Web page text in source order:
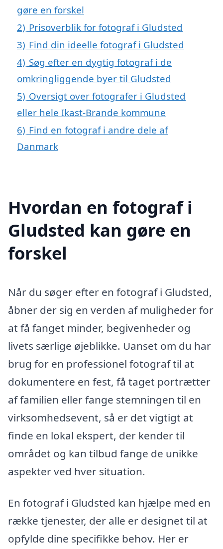
gøre en forskel
2) Prisoverblik for fotograf i Gludsted
3) Find din ideelle fotograf i Gludsted
4) Søg efter en dygtig fotograf i de
omkringliggende byer til Gludsted
5) Oversigt over fotografer i Gludsted
eller hele Ikast-Brande kommune
6) Find en fotograf i andre dele af
Danmark
Hvordan en fotograf i
Gludsted kan gøre en
forskel
Når du søger efter en fotograf i Gludsted,
åbner der sig en verden af muligheder for
at få fanget minder, begivenheder og
livets særlige øjeblikke. Uanset om du har
brug for en professionel fotograf til at
dokumentere en fest, få taget portrætter
af familien eller fange stemningen til en
virksomhedsevent, så er det vigtigt at
finde en lokal ekspert, der kender til
området og kan tilbud fange de unikke
aspekter ved hver situation.
En fotograf i Gludsted kan hjælpe med en
række tjenester, der alle er designet til at
opfylde dine specifikke behov. Her er